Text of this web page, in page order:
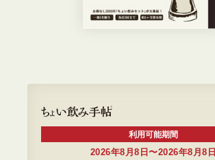
利用可能期間
2026年8月8日〜2026年8月8日